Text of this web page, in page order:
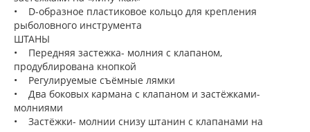
• D-образное пластиковое кольцо для крепления
рыболовного инструмента
ШТАНЫ
• Передняя застежка- молния с клапаном,
продублирована кнопкой
• Регулируемые съёмные лямки
• Два боковых кармана с клапаном и застёжками-
молниями
• Застёжки- молнии снизу штанин с клапанами на